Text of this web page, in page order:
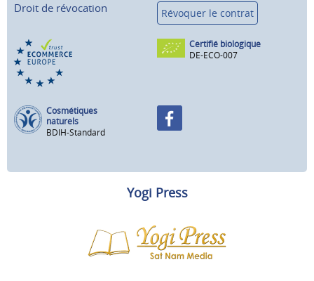
Droit de révocation
Révoquer le contrat
Certifié biologique
DE-ECO-007
Cosmétiques
naturels
BDIH-Standard
Yogi Press